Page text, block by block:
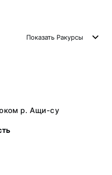
Показать Ракурсы
р. Ащи-су